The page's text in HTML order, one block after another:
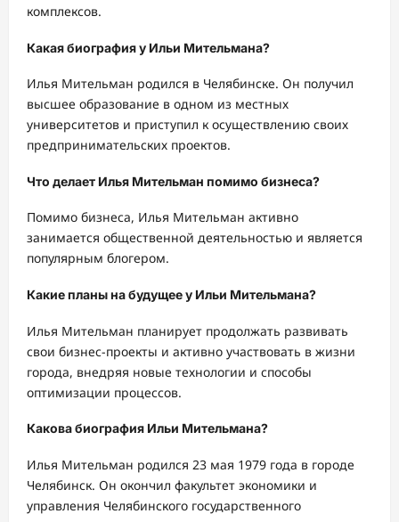
комплексов.
Какая биография у Ильи Мительмана?
Илья Мительман родился в Челябинске. Он получил
высшее образование в одном из местных
университетов и приступил к осуществлению своих
предпринимательских проектов.
Что делает Илья Мительман помимо бизнеса?
Помимо бизнеса, Илья Мительман активно
занимается общественной деятельностью и является
популярным блогером.
Какие планы на будущее у Ильи Мительмана?
Илья Мительман планирует продолжать развивать
свои бизнес-проекты и активно участвовать в жизни
города, внедряя новые технологии и способы
оптимизации процессов.
Какова биография Ильи Мительмана?
Илья Мительман родился 23 мая 1979 года в городе
Челябинск. Он окончил факультет экономики и
управления Челябинского государственного